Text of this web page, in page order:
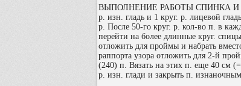
ВЫПОЛНЕНИЕ РАБОТЫ СПИНКА И
р. изн. гладь и 1 круг. р. лицевой
р. После 50-го круг. р. кол-во п. в
перейти на более длинные круг.
отложить для проймы и набрать
раппорта узора отложить для 2-й
(240) п. Вязать на этих п. еще 40 см
р. изн. глади и закрыть п.